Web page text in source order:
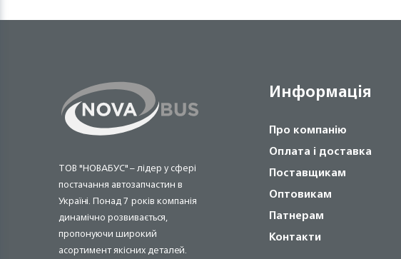
ТОВ "НОВАБУС" – лідер у сфері
постачання автозапчастин в
Україні. Понад 7 років компанія
динамічно розвивається,
пропонуючи широкий
асортимент якісних деталей.
Информація
Про компанію
Оплата і доставка
Поставщикам
Оптовикам
Патнерам
Контакти